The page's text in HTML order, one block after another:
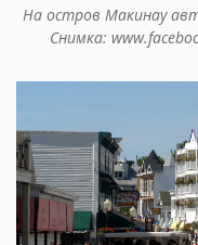
На остров Макинау
Снимка: